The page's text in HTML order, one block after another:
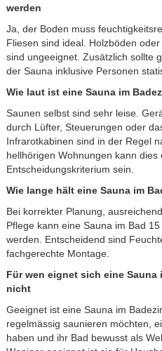
werden
Ja, der Boden muss
Fliesen sind ideal. Holzböden
sind ungeeignet. Zusätzlich sollte
der Sauna inklusive Personen
Wie laut ist eine Sauna im
Saunen selbst sind sehr leise.
durch Lüfter, Steuerungen oder
Infrarotkabinen sind in der Regel
hellhörigen Wohnungen kann dies
Entscheidungskriterium sein.
Wie lange hält eine Sauna im
Bei korrekter Planung,
Pflege kann eine Sauna im Bad
werden. Entscheidend sind
fachgerechte Montage.
Für wen eignet sich eine Sauna
nicht
Geeignet ist eine Sauna im
regelmässig saunieren möchten,
haben und ihr Bad bewusst als